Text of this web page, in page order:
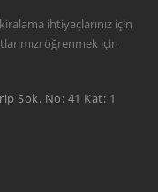
ihtiyaçlarınız için
öğrenmek için
Sok. No: 41 Kat: 1